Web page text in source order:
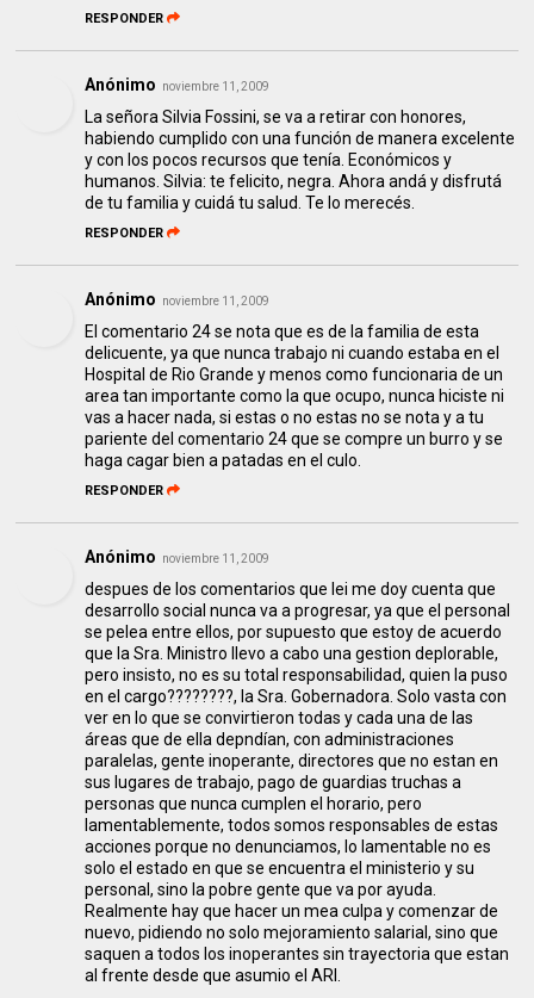
RESPONDER
Anónimo noviembre 11, 2009
La señora Silvia Fossini, se va a retirar con honores,
habiendo cumplido con una función de manera excelente
y con los pocos recursos que tenía. Económicos y
humanos. Silvia: te felicito, negra. Ahora andá y disfrutá
de tu familia y cuidá tu salud. Te lo merecés.
RESPONDER
Anónimo noviembre 11, 2009
El comentario 24 se nota que es de la familia de esta
delicuente, ya que nunca trabajo ni cuando estaba en el
Hospital de Rio Grande y menos como funcionaria de un
area tan importante como la que ocupo, nunca hiciste ni
vas a hacer nada, si estas o no estas no se nota y a tu
pariente del comentario 24 que se compre un burro y se
haga cagar bien a patadas en el culo.
RESPONDER
Anónimo noviembre 11, 2009
despues de los comentarios que lei me doy cuenta que
desarrollo social nunca va a progresar, ya que el personal
se pelea entre ellos, por supuesto que estoy de acuerdo
que la Sra. Ministro llevo a cabo una gestion deplorable,
pero insisto, no es su total responsabilidad, quien la puso
en el cargo????????, la Sra. Gobernadora. Solo vasta con
ver en lo que se convirtieron todas y cada una de las
áreas que de ella depndían, con administraciones
paralelas, gente inoperante, directores que no estan en
sus lugares de trabajo, pago de guardias truchas a
personas que nunca cumplen el horario, pero
lamentablemente, todos somos responsables de estas
acciones porque no denunciamos, lo lamentable no es
solo el estado en que se encuentra el ministerio y su
personal, sino la pobre gente que va por ayuda.
Realmente hay que hacer un mea culpa y comenzar de
nuevo, pidiendo no solo mejoramiento salarial, sino que
saquen a todos los inoperantes sin trayectoria que estan
al frente desde que asumio el ARI.